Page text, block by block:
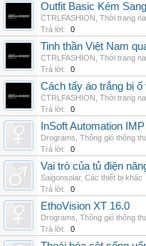
Outfit Basic Kém
CTRLFASHION Thời trang
Trả lời:
0
Tinh thần Việt Nam
CTRLFASHION Thời trang
Trả lời:
0
Cách tẩy áo trắng bị
CTRLFASHION Thời trang
Trả lời:
0
InSoft Automation
Drograms Thông gió thông
Trả lời:
0
Vai trò của tủ điện
Saigonsolar, Các thiết bị khác
Trả lời:
0
EthoVision XT 16.0
Drograms Thông gió thông
Trả lời:
0